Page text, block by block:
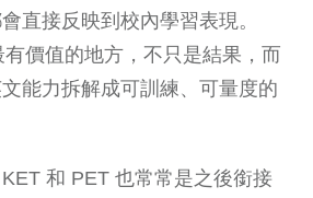
直接反映到校內學習表現。
價值的地方，不只是結果，而
能力拆解成可訓練、可量度的
和 PET 也常常是之後銜接